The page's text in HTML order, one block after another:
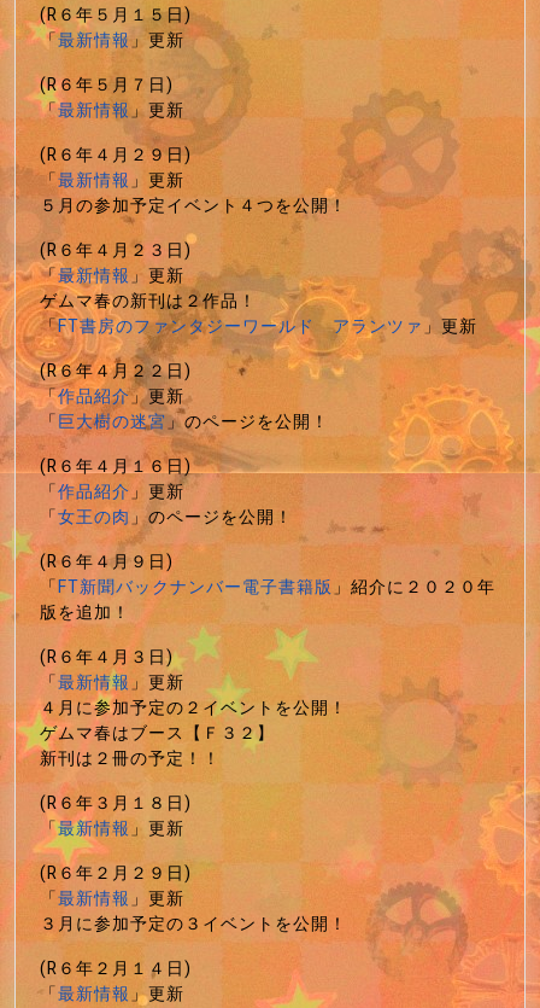
(R６年５月１５日)
「最新情報」更新
(R６年５月７日)
「最新情報」更新
(R６年４月２９日)
「最新情報」更新
５月の参加予定イベント４つを公開！
(R６年４月２３日)
「最新情報」更新
ゲムマ春の新刊は２作品！
「FT書房のファンタジーワールド アランツァ」更新
(R６年４月２２日)
「作品紹介」更新
「巨大樹の迷宮」のページを公開！
(R６年４月１６日)
「作品紹介」更新
「女王の肉」のページを公開！
(R６年４月９日)
「FT新聞バックナンバー電子書籍版」紹介に２０２０年
版を追加！
(R６年４月３日)
「最新情報」更新
４月に参加予定の２イベントを公開！
ゲムマ春はブース【Ｆ３２】
新刊は２冊の予定！！
(R６年３月１８日)
「最新情報」更新
(R６年２月２９日)
「最新情報」更新
３月に参加予定の３イベントを公開！
(R６年２月１４日)
「最新情報」更新